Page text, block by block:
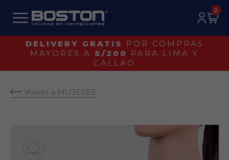
0
DELIVERY GRATIS
POR COMPRAS
MAYORES A S/200
PARA LIMA Y
CALLAO
Volver a MUJERES